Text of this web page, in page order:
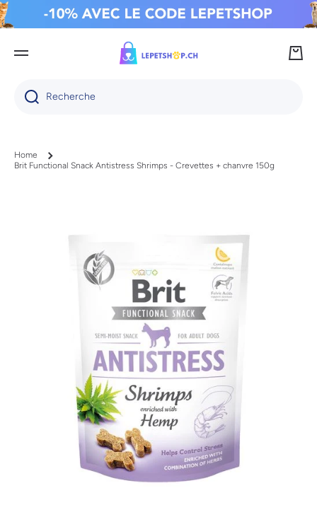
IGNORER ET PASSER AU CONTENU
Recherche
Home
Brit Functional Snack Antistress Shrimps - Crevettes + chanvre 150g